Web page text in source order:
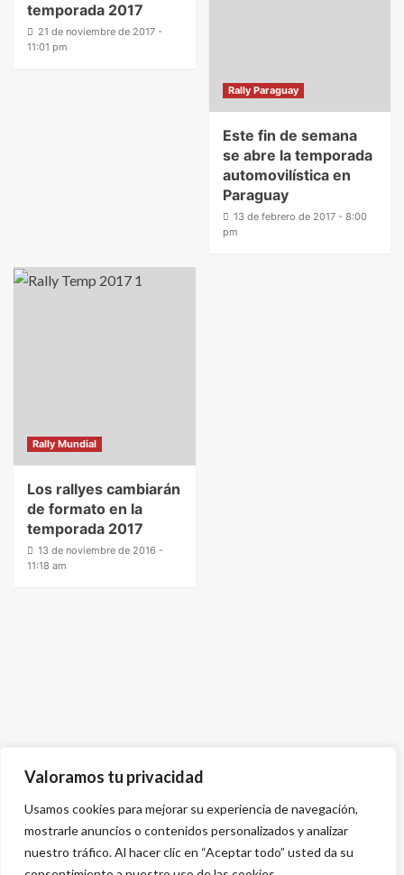
Valoramos tu privacidad
Usamos cookies para mejorar su experiencia de navegación,
mostrarle anuncios o contenidos personalizados y analizar
nuestro tráfico. Al hacer clic en “Aceptar todo” usted da su
temporada 2017
21 de noviembre de 2017 -
11:01 pm
Rally Paraguay
Este fin de semana
se abre la temporada
automovilística en
Paraguay
13 de febrero de 2017 - 8:00
pm
Rally Mundial
Los rallyes cambiarán
de formato en la
temporada 2017
13 de noviembre de 2016 -
11:18 am